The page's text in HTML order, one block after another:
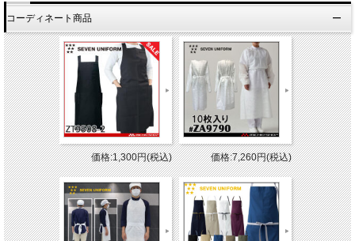
コーディネート商品
価格:1,300円(税込) 価格:7,260円(税込)